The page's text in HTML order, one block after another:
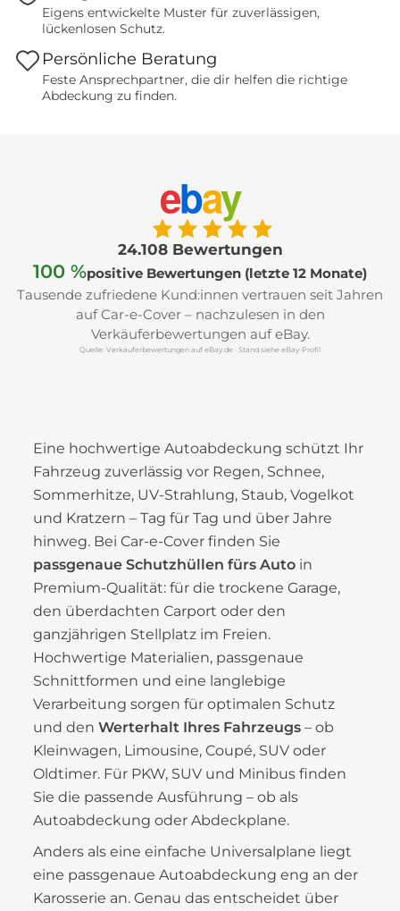
Eigens entwickelte Muster für zuverlässigen,
lückenlosen Schutz.
Persönliche Beratung
Feste Ansprechpartner, die dir helfen die richtige
Abdeckung zu finden.
ebay
24.108 Bewertungen
100 %positive Bewertungen (letzte 12 Monate)
Tausende zufriedene Kund:innen vertrauen seit Jahren
auf Car-e-Cover – nachzulesen in den
Verkäuferbewertungen auf eBay.
Quelle: Verkäuferbewertungen auf eBay.de · Stand siehe eBay-Profil
Eine hochwertige Autoabdeckung schützt Ihr
Fahrzeug zuverlässig vor Regen, Schnee,
Sommerhitze, UV-Strahlung, Staub, Vogelkot
und Kratzern – Tag für Tag und über Jahre
hinweg. Bei Car-e-Cover finden Sie
passgenaue Schutzhüllen fürs Auto in
Premium-Qualität: für die trockene Garage,
den überdachten Carport oder den
ganzjährigen Stellplatz im Freien.
Hochwertige Materialien, passgenaue
Schnittformen und eine langlebige
Verarbeitung sorgen für optimalen Schutz
und den Werterhalt Ihres Fahrzeugs – ob
Kleinwagen, Limousine, Coupé, SUV oder
Oldtimer. Für PKW, SUV und Minibus finden
Sie die passende Ausführung – ob als
Autoabdeckung oder Abdeckplane.
Anders als eine einfache Universalplane liegt
eine passgenaue Autoabdeckung eng an der
Karosserie an. Genau das entscheidet über